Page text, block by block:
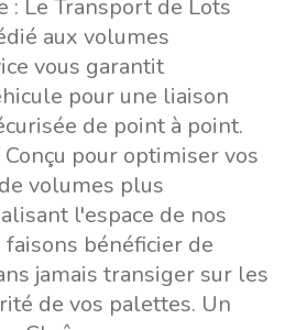
Le Transport de Lots
aux volumes
vous garantit
pour une liaison
de point à point.
Conçu pour optimiser vos
volumes plus
l'espace de nos
faisons bénéficier de
jamais transiger sur les
de vos palettes. Un